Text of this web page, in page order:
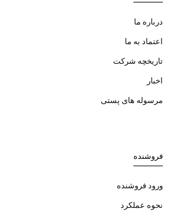
درباره ما
اعتماد به ما
تاریخچه شرکت
اخبار
مرسوله های پستی
فروشنده
ورود فروشنده
نحوه عملکرد